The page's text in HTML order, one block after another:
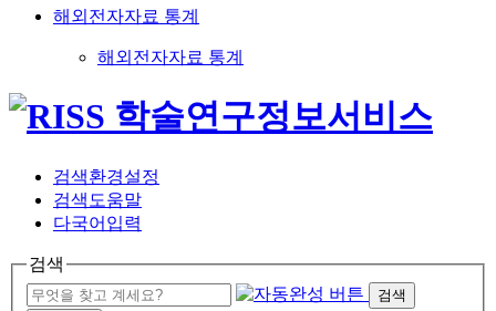
해외전자자료 통계
해외전자자료 통계
검색환경설정
검색도움말
다국어입력
검색
검색